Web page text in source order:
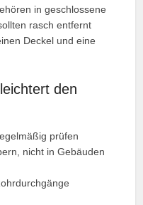
in geschlossene
rasch entfernt
Deckel und eine
den
prüfen
nicht in Gebäuden